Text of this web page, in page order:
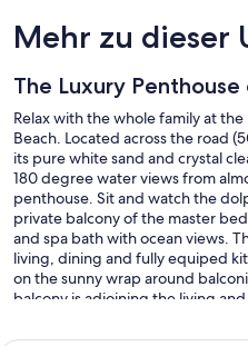
Mehr zu dieser
The Luxury
Relax with the whole family at
Beach. Located across the road
its pure white sand and crystal
180 degree water views from
penthouse. Sit and watch the
private balcony of the master
and spa bath with ocean views.
living, dining and fully equiped
on the sunny wrap around
balcony is adjoining the living
also has a laundry, 2 bathrooms